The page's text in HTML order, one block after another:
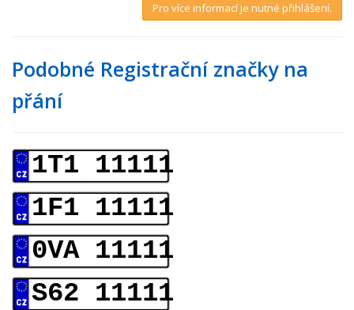
Pro více informací je nutné přihlášení.
Podobné Registrační značky na
přání
1T1 11111
1F1 11111
0VA 11111
S62 11111